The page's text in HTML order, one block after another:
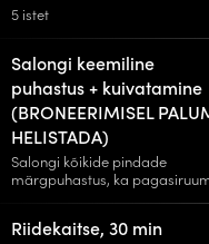
5 istet
Salongi keemiline
puhastus + kuivatamine
(BRONEERIMISEL
HELISTADA)
Salongi kõikide pindade
märgpuhastus, ka
Riidekaitse, 30 min